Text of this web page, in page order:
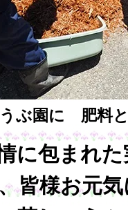
ぶ園に 肥料
に包まれ
皆様お元